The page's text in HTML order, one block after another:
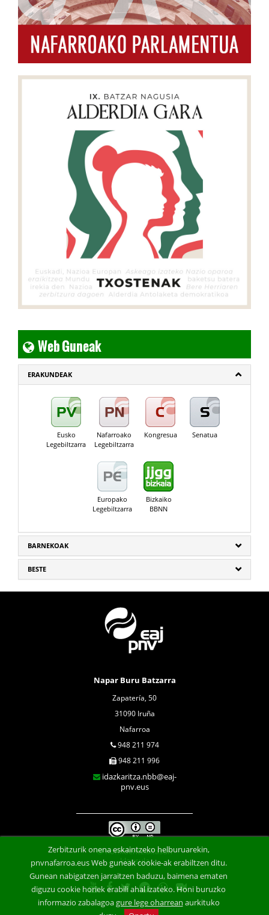
Web Guneak
ERAKUNDEAK
Eusko
Legebiltzarra
Nafarroako
Legebiltzarra
Kongresua Senatua
Europako
Legebiltzarra
Bizkaiko
BBNN
BARNEKOAK
BESTE
Napar Buru Batzarra
Zapatería, 50
31090 Iruña
Nafarroa
948 211 974
948 211 996
idazkaritza.nbb@eaj-
pnv.eus
Konfidentzialtasun
klausula
Zerbitzurik onena eskaintzeko helburuarekin,
pnvnafarroa.eus Web guneak cookie-ak erabiltzen ditu.
Gunean nabigatzen jarraitzen baduzu, baimena ematen
diguzu cookie horiek erabili ahal izateko. Honi buruzko
informazio zabalagoagure lege oharrean aurkituko